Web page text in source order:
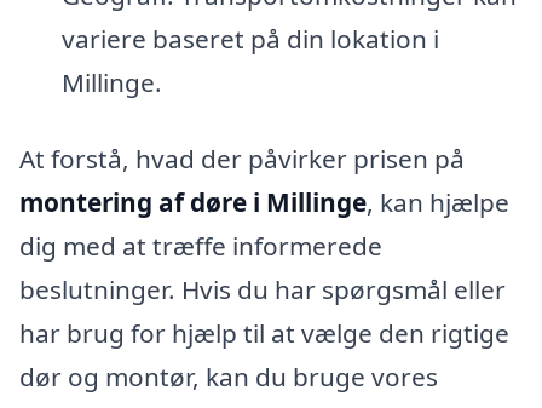
variere baseret på din lokation i
Millinge.
At forstå, hvad der påvirker prisen på
montering af døre i Millinge, kan hjælpe
dig med at træffe informerede
beslutninger. Hvis du har spørgsmål eller
har brug for hjælp til at vælge den rigtige
dør og montør, kan du bruge vores